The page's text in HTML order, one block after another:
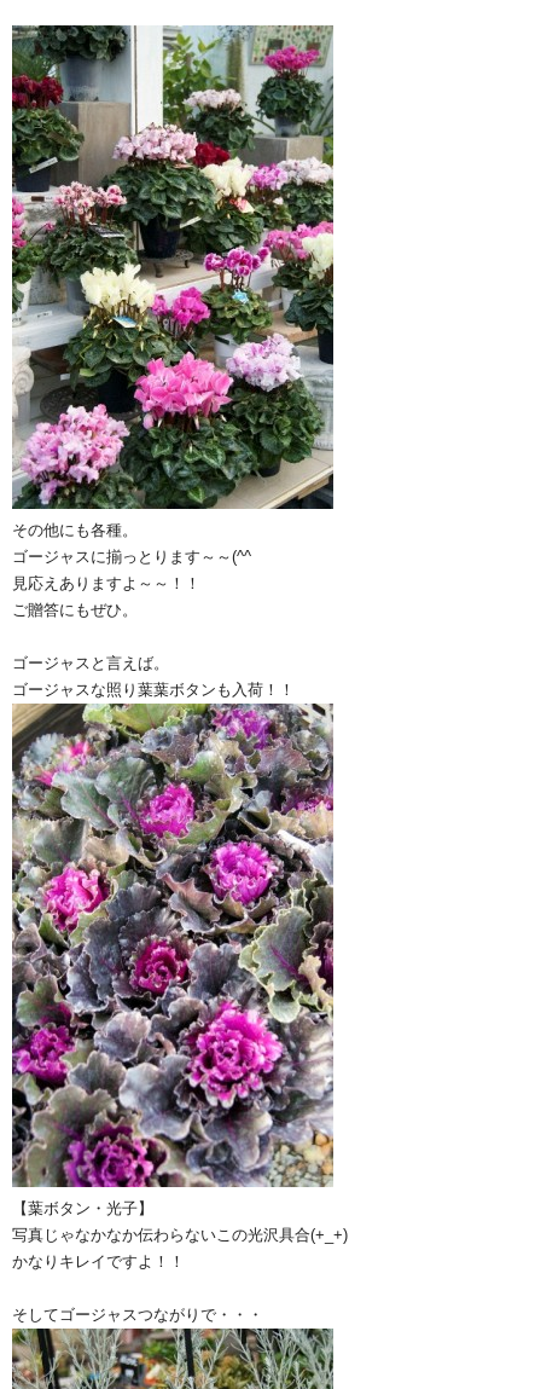
その他にも各種。
ゴージャスに揃っとります～～(^^ゞ
見応えありますよ～～！！
ご贈答にもぜひ。
ゴージャスと言えば。
ゴージャスな照り葉葉ボタンも入荷！！
【葉ボタン・光子】
写真じゃなかなか伝わらないこの光沢具合(+_+)
かなりキレイですよ！！
そしてゴージャスつながりで・・・